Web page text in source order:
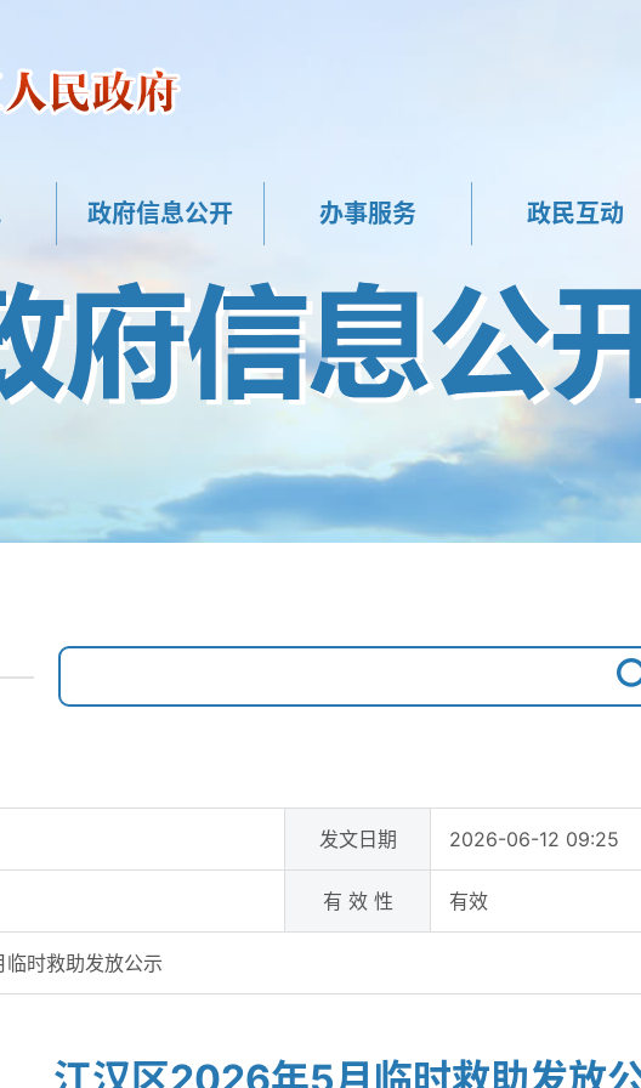
政府信息公开 办事服务 政民互动
发文日期 2026-06-12 09:25
有 效 性 有效
时救助发放公示